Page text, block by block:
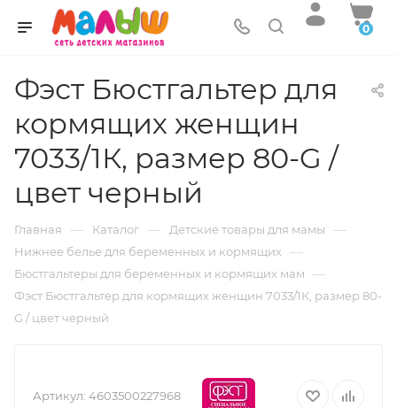
0
Фэст Бюстгальтер для
кормящих женщин
7033/1К, размер 80-G /
цвет черный
Главная — Каталог — Детские товары для мамы —
Нижнее белье для беременных и кормящих —
Бюстгальтеры для беременных и кормящих мам —
Фэст Бюстгальтер для кормящих женщин 7033/1К, размер 80-
G / цвет черный
Артикул: 4603500227968